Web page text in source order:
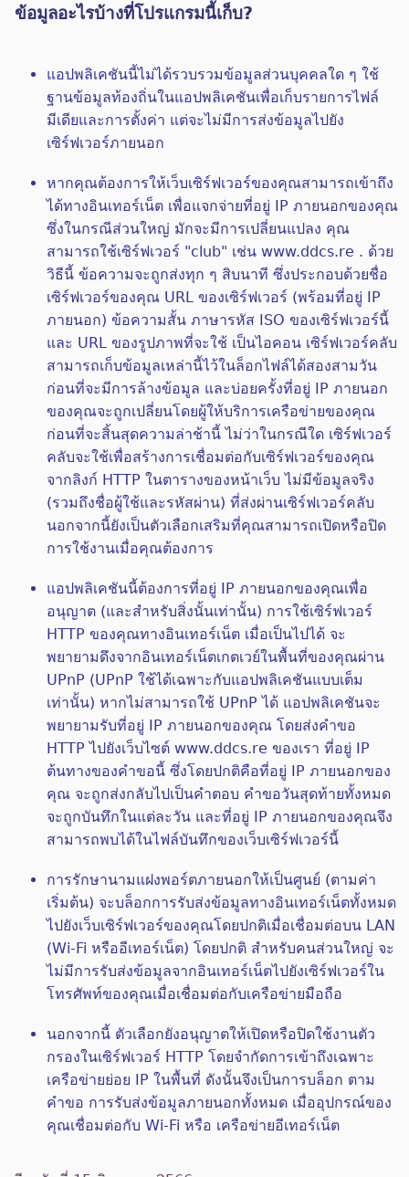
ข้อมูลอะไรบ้างที่โปรแกรมนี้เก็บ?
แอปพลิเคชันนี้ไม่ได้รวบรวมข้อมูลส่วนบุคคลใด ๆ ใช้
ฐานข้อมูลท้องถิ่นในแอปพลิเคชันเพื่อเก็บรายการไฟล์
มีเดียและการตั้งค่า แต่จะไม่มีการส่งข้อมูลไปยัง
เซิร์ฟเวอร์ภายนอก
หากคุณต้องการให้เว็บเซิร์ฟเวอร์ของคุณสามารถเข้าถึง
ได้ทางอินเทอร์เน็ต เพื่อแจกจ่ายที่อยู่ IP ภายนอกของคุณ
ซึ่งในกรณีส่วนใหญ่ มักจะมีการเปลี่ยนแปลง คุณ
สามารถใช้เซิร์ฟเวอร์ "club" เช่น www.ddcs.re . ด้วย
วิธีนี้ ข้อความจะถูกส่งทุก ๆ สิบนาที ซึ่งประกอบด้วยชื่อ
เซิร์ฟเวอร์ของคุณ URL ของเซิร์ฟเวอร์ (พร้อมที่อยู่ IP
ภายนอก) ข้อความสั้น ภาษารหัส ISO ของเซิร์ฟเวอร์นี้
และ URL ของรูปภาพที่จะใช้ เป็นไอคอน เซิร์ฟเวอร์คลับ
สามารถเก็บข้อมูลเหล่านี้ไว้ในล็อกไฟล์ได้สองสามวัน
ก่อนที่จะมีการล้างข้อมูล และบ่อยครั้งที่อยู่ IP ภายนอก
ของคุณจะถูกเปลี่ยนโดยผู้ให้บริการเครือข่ายของคุณ
ก่อนที่จะสิ้นสุดความล่าช้านี้ ไม่ว่าในกรณีใด เซิร์ฟเวอร์
คลับจะใช้เพื่อสร้างการเชื่อมต่อกับเซิร์ฟเวอร์ของคุณ
จากลิงก์ HTTP ในตารางของหน้าเว็บ ไม่มีข้อมูลจริง
(รวมถึงชื่อผู้ใช้และรหัสผ่าน) ที่ส่งผ่านเซิร์ฟเวอร์คลับ
นอกจากนี้ยังเป็นตัวเลือกเสริมที่คุณสามารถเปิดหรือปิด
การใช้งานเมื่อคุณต้องการ
แอปพลิเคชันนี้ต้องการที่อยู่ IP ภายนอกของคุณเพื่อ
อนุญาต (และสำหรับสิ่งนั้นเท่านั้น) การใช้เซิร์ฟเวอร์
HTTP ของคุณทางอินเทอร์เน็ต เมื่อเป็นไปได้ จะ
พยายามดึงจากอินเทอร์เน็ตเกตเวย์ในพื้นที่ของคุณผ่าน
UPnP (UPnP ใช้ได้เฉพาะกับแอปพลิเคชันแบบเต็ม
เท่านั้น) หากไม่สามารถใช้ UPnP ได้ แอปพลิเคชันจะ
พยายามรับที่อยู่ IP ภายนอกของคุณ โดยส่งคำขอ
HTTP ไปยังเว็บไซต์ www.ddcs.re ของเรา ที่อยู่ IP
ต้นทางของคำขอนี้ ซึ่งโดยปกติคือที่อยู่ IP ภายนอกของ
คุณ จะถูกส่งกลับไปเป็นคำตอบ คำขอวันสุดท้ายทั้งหมด
จะถูกบันทึกในแต่ละวัน และที่อยู่ IP ภายนอกของคุณจึง
สามารถพบได้ในไฟล์บันทึกของเว็บเซิร์ฟเวอร์นี้
การรักษานามแฝงพอร์ตภายนอกให้เป็นศูนย์ (ตามค่า
เริ่มต้น) จะบล็อกการรับส่งข้อมูลทางอินเทอร์เน็ตทั้งหมด
ไปยังเว็บเซิร์ฟเวอร์ของคุณโดยปกติเมื่อเชื่อมต่อบน LAN
(Wi-Fi หรืออีเทอร์เน็ต) โดยปกติ สำหรับคนส่วนใหญ่ จะ
ไม่มีการรับส่งข้อมูลจากอินเทอร์เน็ตไปยังเซิร์ฟเวอร์ใน
โทรศัพท์ของคุณเมื่อเชื่อมต่อกับเครือข่ายมือถือ
นอกจากนี้ ตัวเลือกยังอนุญาตให้เปิดหรือปิดใช้งานตัว
กรองในเซิร์ฟเวอร์ HTTP โดยจำกัดการเข้าถึงเฉพาะ
เครือข่ายย่อย IP ในพื้นที่ ดังนั้นจึงเป็นการบล็อก ตาม
คำขอ การรับส่งข้อมูลภายนอกทั้งหมด เมื่ออุปกรณ์ของ
คุณเชื่อมต่อกับ Wi-Fi หรือ เครือข่ายอีเทอร์เน็ต